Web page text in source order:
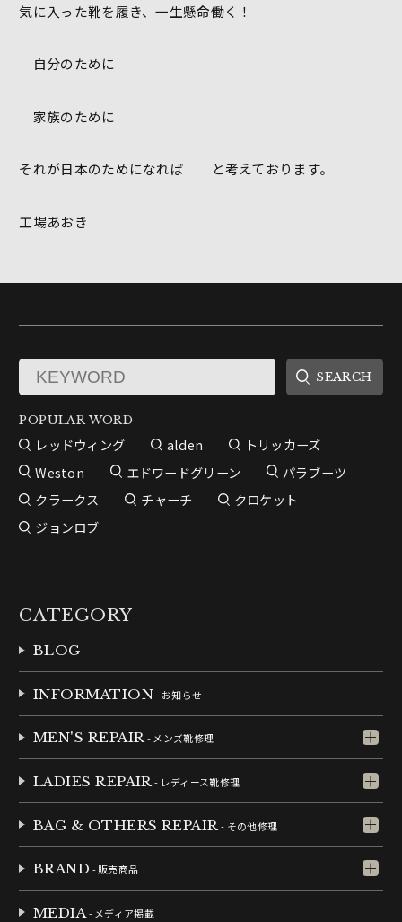
気に入った靴を履き、一生懸命働く！
自分のために
家族のために
それが日本のためになれば と考えております。
工場あおき
POPULAR WORD
レッドウィング alden
トリッカーズ
Weston
エドワードグリーン
パラブーツ
クラークス
チャーチ
クロケット
ジョンロブ
CATEGORY
BLOG
INFORMATION- お知らせ
MEN'S REPAIR- メンズ靴修理
LADIES REPAIR- レディース靴修理
BAG & OTHERS REPAIR - その他修理
BRAND - 販売商品
MEDIA- メディア掲載